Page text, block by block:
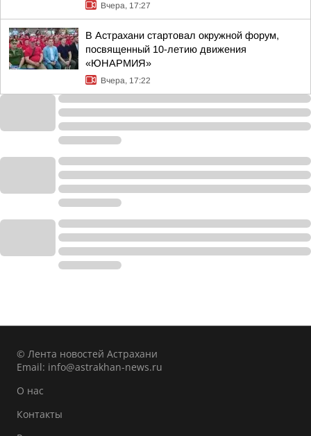
Вчера, 17:27
В Астрахани стартовал окружной форум,
посвященный 10-летию движения
«ЮНАРМИЯ»
Вчера, 17:22
© Лента новостей Астрахани
Email: info@astrakhan-news.ru
О нас
Контакты